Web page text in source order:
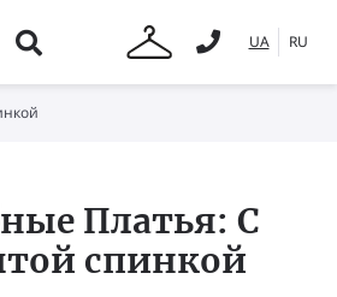
UA RU
Платья: С
спинкой